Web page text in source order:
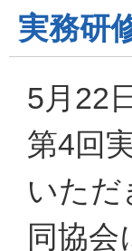
実務研
5月22
第4回
いただ
同協